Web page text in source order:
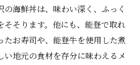
の海鮮丼は、味わい深く、ふっく
そそります。他にも、能登で取れ
たお寿司や、能登牛を使用した煮
い地元の食材を存分に味わえるメ